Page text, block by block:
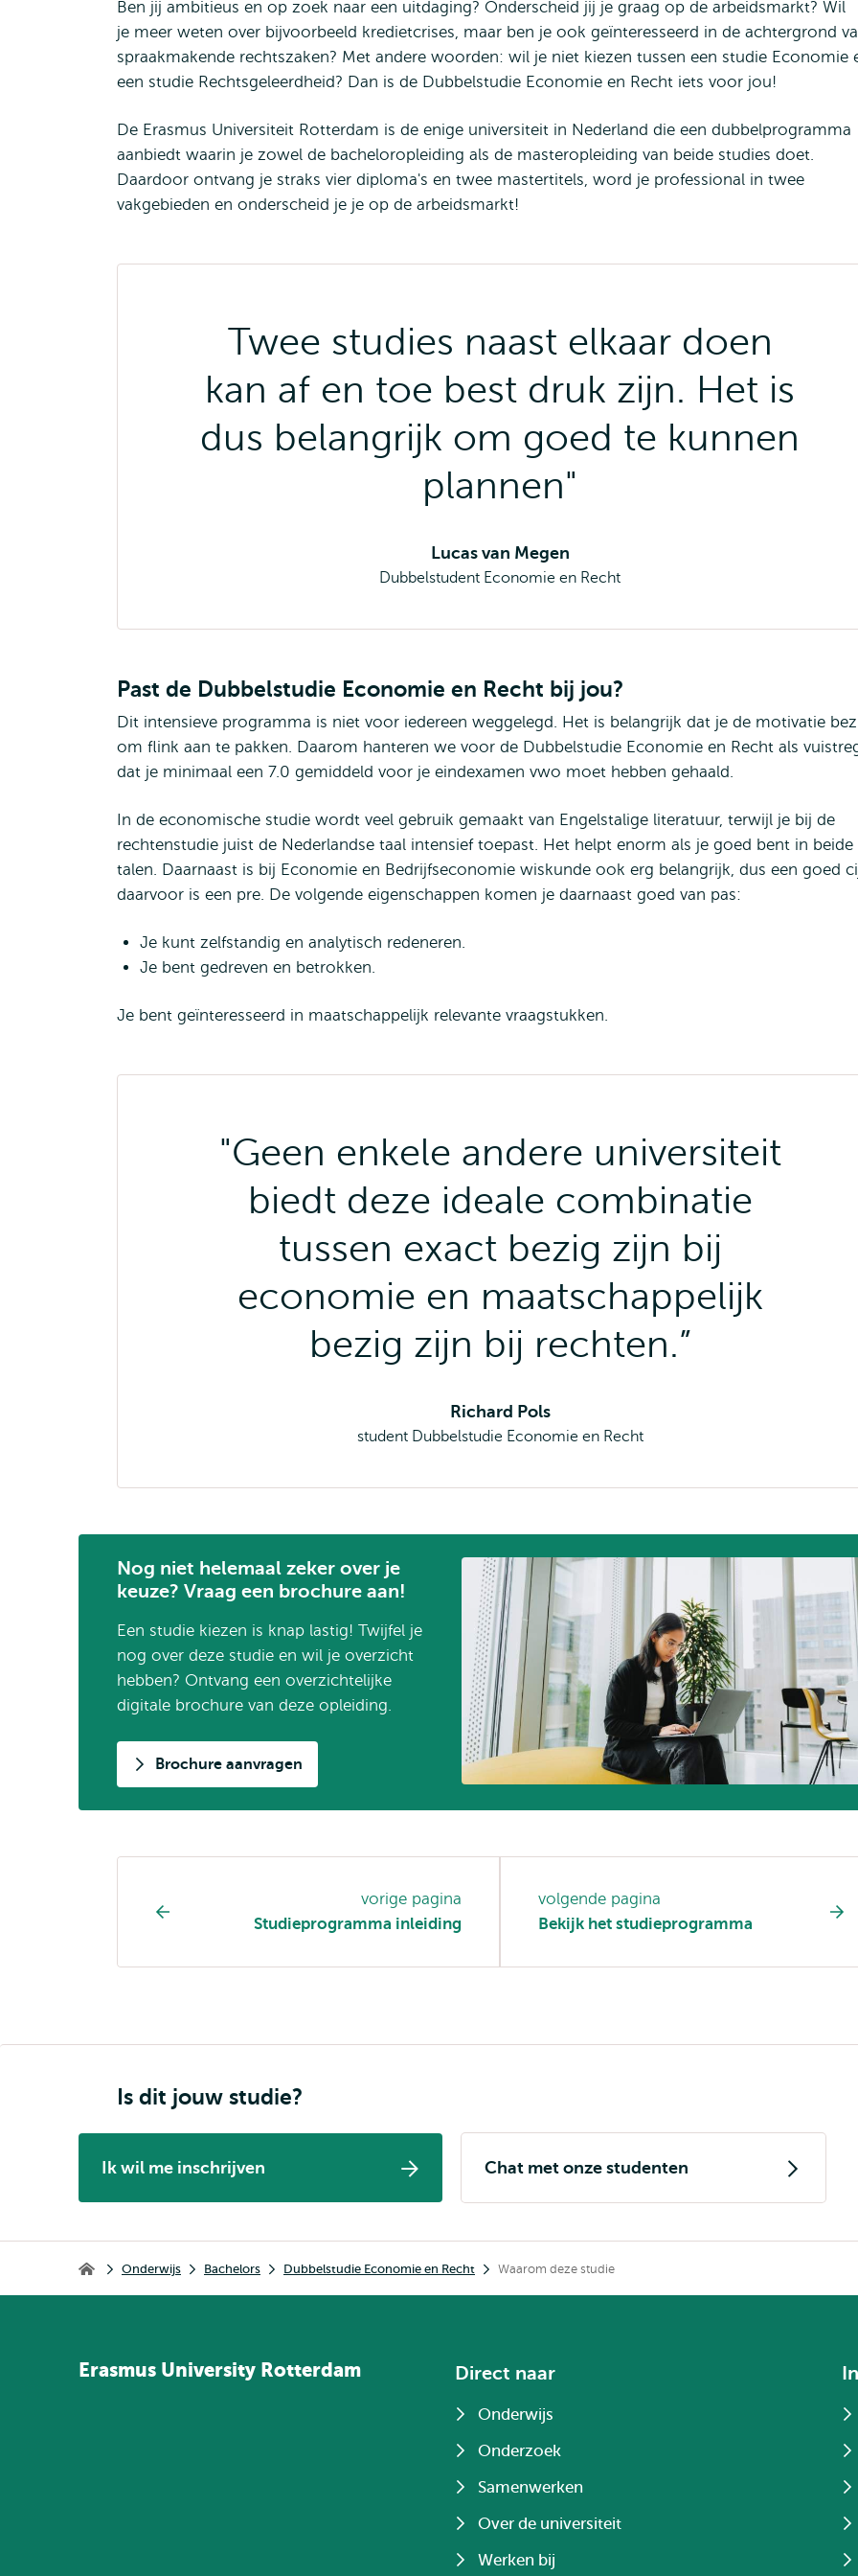
Ben jij ambitieus en op zoek naar een uitdaging? Onderscheid jij je graag op de arbeidsmarkt? Wil
je meer weten over bijvoorbeeld kredietcrises, maar ben je ook geïnteresseerd in de achtergrond
spraakmakende rechtszaken? Met andere woorden: wil je niet kiezen tussen een studie Economie
een studie Rechtsgeleerdheid? Dan is de Dubbelstudie Economie en Recht iets voor jou!
De Erasmus Universiteit Rotterdam is de enige universiteit in Nederland die een dubbelprogramma
aanbiedt waarin je zowel de bacheloropleiding als de masteropleiding van beide studies doet.
Daardoor ontvang je straks vier diploma's en twee mastertitels, word je professional in twee
vakgebieden en onderscheid je je op de arbeidsmarkt!
Twee studies naast elkaar doen
kan af en toe best druk zijn. Het is
dus belangrijk om goed te kunnen
plannen"
Lucas van Megen
Dubbelstudent Economie en Recht
Past de Dubbelstudie Economie en Recht bij jou?
Dit intensieve programma is niet voor iedereen weggelegd. Het is belangrijk dat je de motivatie
om flink aan te pakken. Daarom hanteren we voor de Dubbelstudie Economie en Recht als
dat je minimaal een 7.0 gemiddeld voor je eindexamen vwo moet hebben gehaald.
In de economische studie wordt veel gebruik gemaakt van Engelstalige literatuur, terwijl je bij de
rechtenstudie juist de Nederlandse taal intensief toepast. Het helpt enorm als je goed bent in beide
talen. Daarnaast is bij Economie en Bedrijfseconomie wiskunde ook erg belangrijk, dus een goed
daarvoor is een pre. De volgende eigenschappen komen je daarnaast goed van pas:
Je kunt zelfstandig en analytisch redeneren.
Je bent gedreven en betrokken.
Je bent geïnteresseerd in maatschappelijk relevante vraagstukken.
"Geen enkele andere universiteit
biedt deze ideale combinatie
tussen exact bezig zijn bij
economie en maatschappelijk
bezig zijn bij rechten.”
Richard Pols
student Dubbelstudie Economie en Recht
Nog niet helemaal zeker over je
keuze? Vraag een brochure aan!
Een studie kiezen is knap lastig! Twijfel je
nog over deze studie en wil je overzicht
hebben? Ontvang een overzichtelijke
digitale brochure van deze opleiding.
Brochure aanvragen
pagina
vorige pagina
Studieprogramma inleiding
volgende pagina
Bekijk het studieprogramma
Is dit jouw studie?
Ik wil me inschrijven Chat met onze studenten
Home Onderwijs Bachelors Dubbelstudie Economie en Recht Waarom deze studie
Erasmus University Rotterdam Direct naar
Onderwijs
Onderzoek
Samenwerken
Over de universiteit
Werken bij